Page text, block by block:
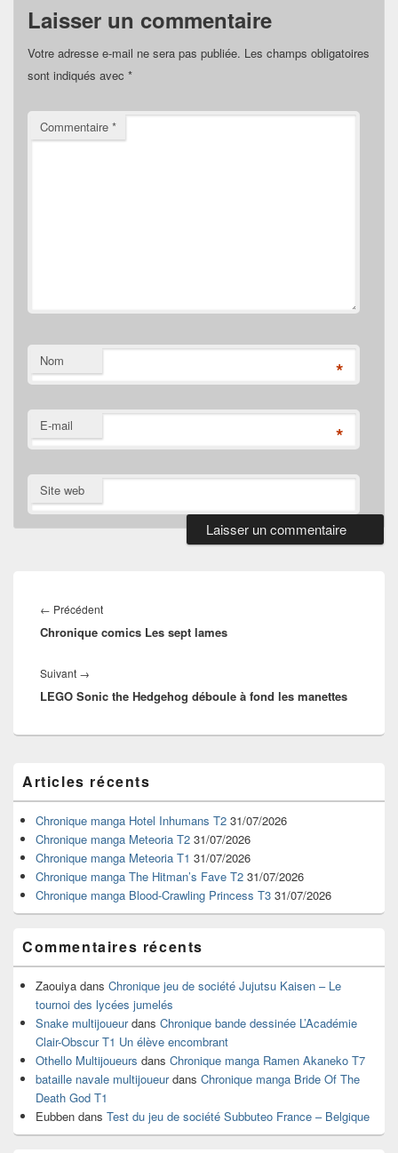
Laisser un commentaire
Votre adresse e-mail ne sera pas publiée. Les champs obligatoires
sont indiqués avec *
Commentaire *
Nom *
E-mail *
Site web
de
l’article
← PrécédentArticle
précédent :
Chronique comics Les sept lames
Suivant →
suivant :
LEGO Sonic the Hedgehog déboule à fond les manettes
principale
de
widget
pour
barre
latérale
Articles récents
Chronique manga Hotel Inhumans T2 31/07/2026
Chronique manga Meteoria T2 31/07/2026
Chronique manga Meteoria T1 31/07/2026
Chronique manga The Hitman’s Fave T2 31/07/2026
Chronique manga Blood-Crawling Princess T3 31/07/2026
Commentaires récents
Zaouiya dans Chronique jeu de société Jujutsu Kaisen – Le
tournoi des lycées jumelés
Snake multijoueurdans Chronique bande dessinée L’Académie
Clair-Obscur T1 Un élève encombrant
Othello Multijoueurs dans Chronique manga Ramen Akaneko T7
bataille navale multijoueurdans Chronique manga Bride Of The
Death God T1
Eubben dans Test du jeu de société Subbuteo France – Belgique